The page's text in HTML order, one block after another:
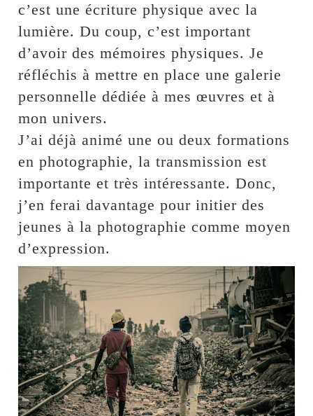
c’est une écriture physique avec la
lumière. Du coup, c’est important
d’avoir des mémoires physiques. Je
réfléchis à mettre en place une galerie
personnelle dédiée à mes œuvres et à
mon univers.
J’ai déjà animé une ou deux formations
en photographie, la transmission est
importante et très intéressante. Donc,
j’en ferai davantage pour initier des
jeunes à la photographie comme moyen
d’expression.